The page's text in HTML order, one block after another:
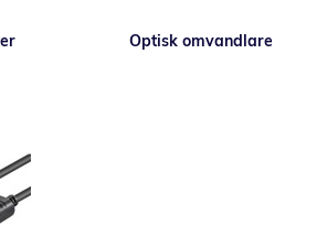
Optisk omvandlare